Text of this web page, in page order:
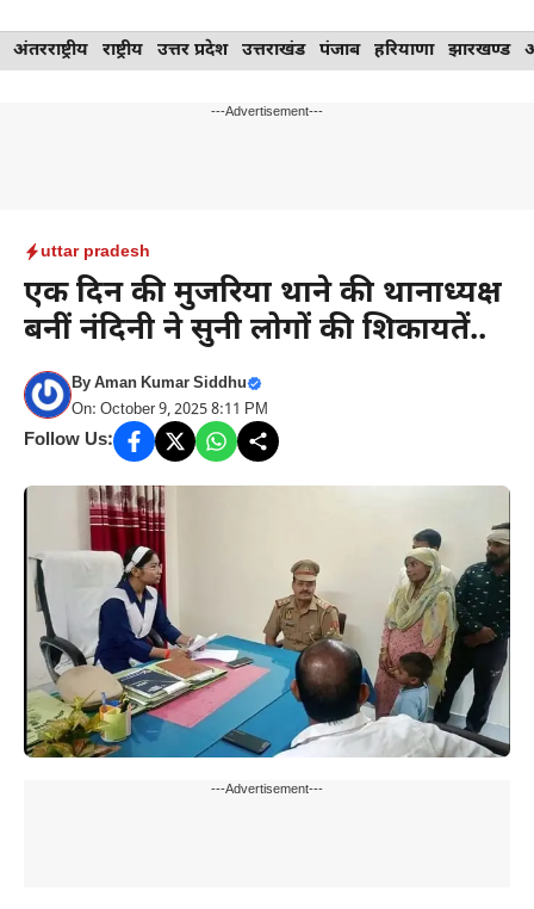
Skip
to
अंतरराष्ट्रीय राष्ट्रीय उत्तर प्रदेश उत्तराखंड पंजाब हरियाणा झारखण्ड
---Advertisement---
uttar pradesh
एक दिन की मुजरिया थाने की थानाध्यक्ष
बनीं नंदिनी ने सुनी लोगों की शिकायतें..
ByAman Kumar Siddhu
On: October 9, 2025 8:11 PM
Follow Us:
---Advertisement---